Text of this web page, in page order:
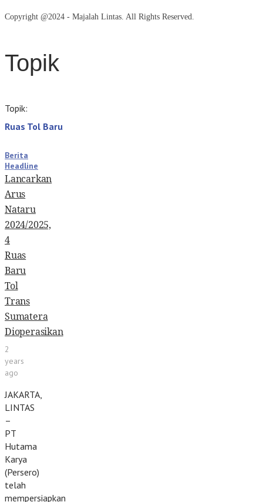
Copyright @2024 - Majalah Lintas. All Rights Reserved.
Topik
Topik:
Ruas Tol Baru
Berita
Headline
Lancarkan
Arus
Nataru
2024/2025,
4
Ruas
Baru
Tol
Trans
Sumatera
Dioperasikan
2
years
ago
JAKARTA,
LINTAS
–
PT
Hutama
Karya
(Persero)
telah
mempersiapkan